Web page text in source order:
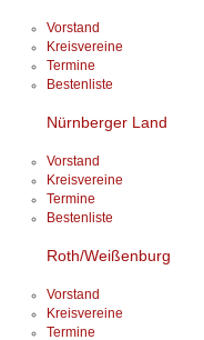
Vorstand
Kreisvereine
Termine
Bestenliste
Nürnberger Land
Vorstand
Kreisvereine
Termine
Bestenliste
Roth/Weißenburg
Vorstand
Kreisvereine
Termine